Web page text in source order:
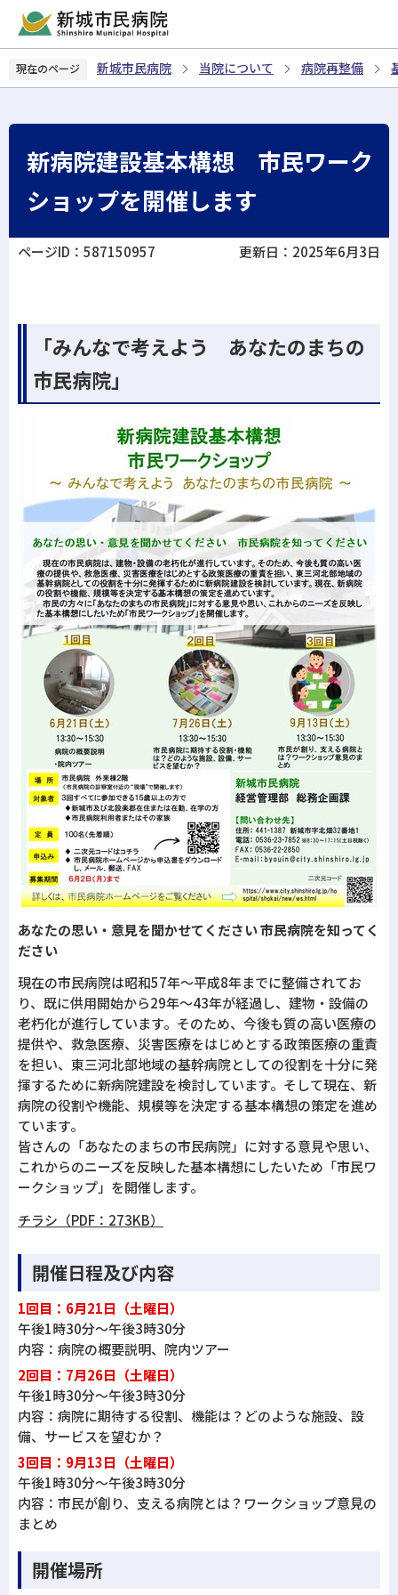
の
現在のページ 新城市民病院 当院について 病院再整備
新病院建設基本構想 市民ワーク
ショップを開催します
ページID：587150957 更新日：2025年6月3日
「みんなで考えよう あなたのまちの
市民病院」
あなたの思い・意見を聞かせてください 市民病院を知ってく
ださい
現在の市民病院は昭和57年～平成8年までに整備されてお
り、既に供用開始から29年～43年が経過し、建物・設備の
老朽化が進行しています。そのため、今後も質の高い医療の
提供や、救急医療、災害医療をはじめとする政策医療の重責
を担い、東三河北部地域の基幹病院としての役割を十分に発
揮するために新病院建設を検討しています。そして現在、新
病院の役割や機能、規模等を決定する基本構想の策定を進め
ています。
皆さんの「あなたのまちの市民病院」に対する意見や思い、
これからのニーズを反映した基本構想にしたいため「市民ワ
ークショップ」を開催します。
チラシ（PDF：273KB）
開催日程及び内容
1回目：6月21日（土曜日）
午後1時30分～午後3時30分
内容：病院の概要説明、院内ツアー
2回目：7月26日（土曜日）
午後1時30分～午後3時30分
内容：病院に期待する役割、機能は？どのような施設、設
備、サービスを望むか？
3回目：9月13日（土曜日）
午後1時30分～午後3時30分
内容：市民が創り、支える病院とは？ワークショップ意見の
まとめ
開催場所